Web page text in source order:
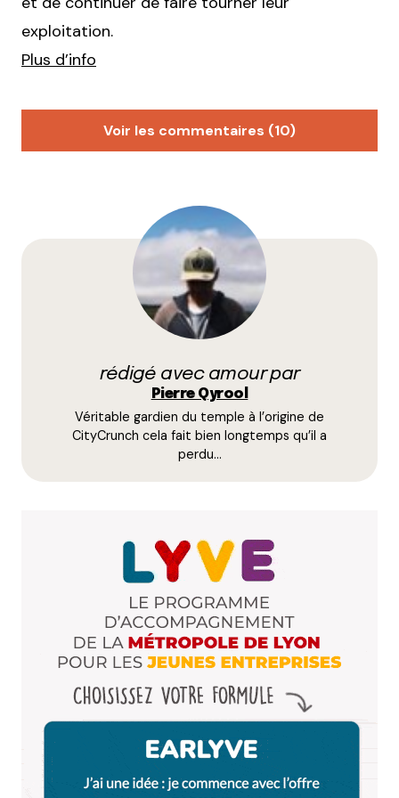
exploitation.
Plus d’info
Voir les commentaires (10)
Il y a aussi encore de la place pour s’inscrire à
Des bons légumes bio mais aussi des fruits, des
oeufs, du pain, du fromage, des produits de la
ruche, volailles, et de temps en temps des colis de
viande bio du vercors.
Les distributions se font les mercredis soirs, en
temps normal à la MJC Jean Macé, actuellement sur
la place juste à côté de la MJC.
http://www.guillamap.fr/
Répondre
ouverte, tout comme: les Fromagerie Lumière et
Mons, la boulangerie Devesa est ouverte de 7h à 13h,
la boucherie Barithel, et l’épicerie fine italienne O
divin Plaisir est également ouverte !
Répondre
De même La crêperie Les Gamins de la place
(Place Ambroise Courtois) fait office de lieu de
livraison pour des producteurs du coin de
Clau
31 mars 2020 à 11 h 13 min
rédigé avec amour par
Pierre Qyrool
Véritable gardien du temple à l’origine de
CityCrunch cela fait bien longtemps qu’il a
perdu…